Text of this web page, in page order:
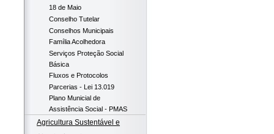
18 de Maio
Conselho Tutelar
Conselhos Municipais
Família Acolhedora
Serviços Proteção Social
Básica
Fluxos e Protocolos
Parcerias - Lei 13.019
Plano Municial de
Assistência Social - PMAS
Agricultura Sustentável e